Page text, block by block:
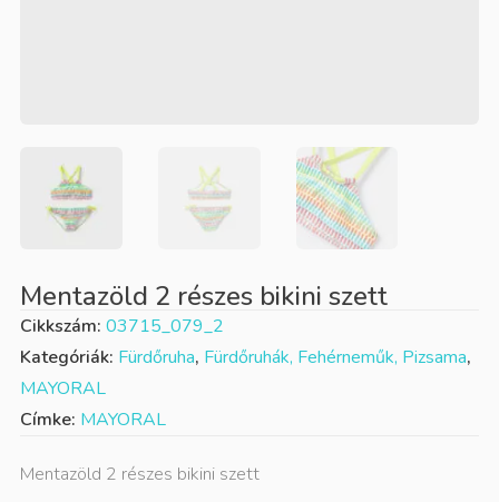
Mentazöld 2 részes bikini szett
Cikkszám: 03715_079_2
Kategóriák: Fürdőruha, Fürdőruhák, Fehérneműk, Pizsama,
MAYORAL
Címke: MAYORAL
Mentazöld 2 részes bikini szett